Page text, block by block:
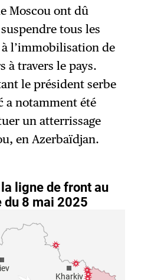
Moscou ont dû
tous les
l’immobilisation de
à travers le pays.
le président serbe
a notamment été
un atterrissage
en Azerbaïdjan.